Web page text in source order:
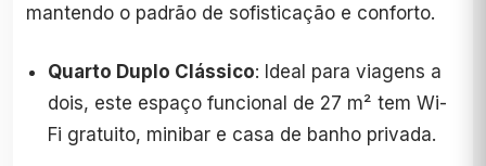
mantendo o padrão de sofisticação e conforto.
Quarto Duplo Clássico: Ideal para viagens a
dois, este espaço funcional de 27 m² tem Wi-
Fi gratuito, minibar e casa de banho privada.